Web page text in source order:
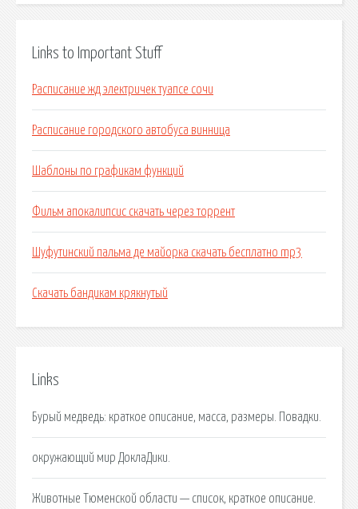
Links to Important Stuff
Расписание жд электричек туапсе сочи
Расписание городского автобуса винница
Шаблоны по графикам функций
Фильм апокалипсис скачать через торрент
Шуфутинский пальма де майорка скачать бесплатно mp3
Скачать бандикам крякнутый
Links
Бурый медведь: краткое описание, масса, размеры. Повадки.
окружающий мир ДоклаДики.
Животные Тюменской области — список, краткое описание.